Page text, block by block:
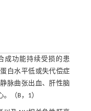
成功能持续受损的患
白水平低或失代偿症
脉曲张出血、肝性脑
（B，1）